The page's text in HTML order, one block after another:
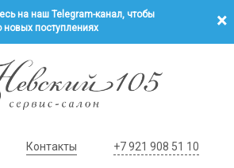
на наш Telegram-канал, чтобы
новых поступлениях
Контакты +7 921 908 51 10